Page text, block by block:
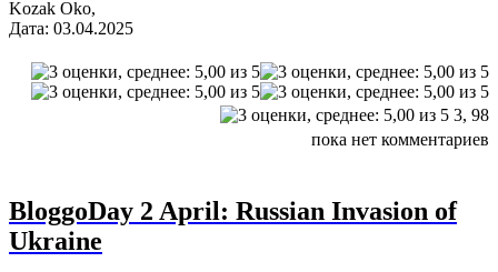
Kozak Oko,
Дата: 03.04.2025
3, 98
пока нет комментариев
BloggoDay 2 April: Russian Invasion of
Ukraine